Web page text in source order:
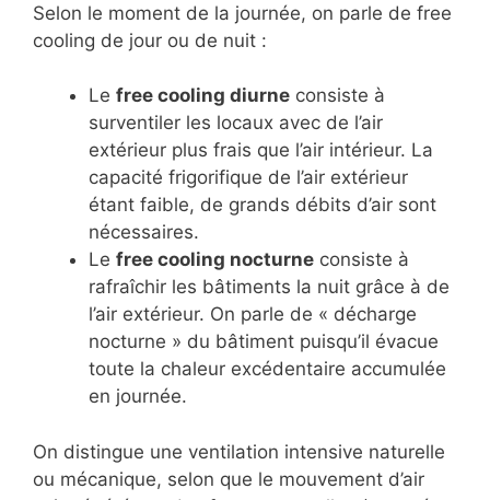
Selon le moment de la journée, on parle de free
cooling de jour ou de nuit :
Le free cooling diurne consiste à
surventiler les locaux avec de l’air
extérieur plus frais que l’air intérieur. La
capacité frigorifique de l’air extérieur
étant faible, de grands débits d’air sont
nécessaires.
Le free cooling nocturne consiste à
rafraîchir les bâtiments la nuit grâce à de
l’air extérieur. On parle de « décharge
nocturne » du bâtiment puisqu’il évacue
toute la chaleur excédentaire accumulée
en journée.
On distingue une ventilation intensive naturelle
ou mécanique, selon que le mouvement d’air